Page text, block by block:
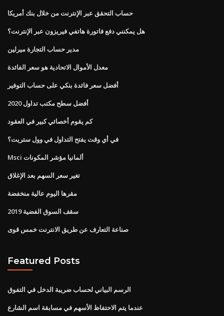
حساب التحقق عبر الإنترنت من خلال بنك أمريكا
هل يمكنني دفع فاتورة هاتفي فيريزون عبر الإنترنت؟
مدير حساب التجارة ميرلين
معدل الأموال الاتحادية هو سعر الفائدة
أفضل سعر فائدة بنكي على حساب التوفير
أفضل سطح مكتب تداول 2020
كم يقوم أخصائي كبير في العقود
في أي وقت يفتح التداول في وول ستريت؟
Msci ألمانيا مؤشر المكونات
تغير سعر السهم بعد الإغلاق
مقرها اليوم عالية منخفضة
سقف السوق الفضية 2019
صناعة التعارف عن طريق الانترنت خمس قوى
Featured Posts
الرسم البياني لحساب ضريبة الدخل في التفوق
عندما يتم الاحتفاظ الأسهم في مسابقة اسم الشارع